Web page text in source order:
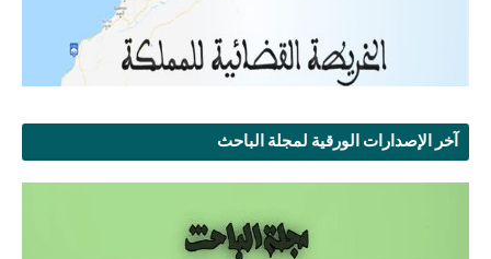
آخر الإصدارات الورقية لمجلة الباحث